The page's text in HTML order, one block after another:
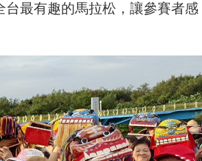
最有趣的馬拉松，讓參賽者感